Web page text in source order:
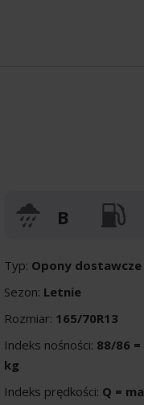
B
Typ: Opony dostawcze
Sezon: Letnie
Rozmiar: 165/70R13
Indeks nośności: 88/86
kg
Indeks prędkości: Q =